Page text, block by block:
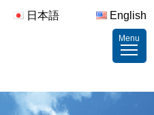
日本語 English
Menu